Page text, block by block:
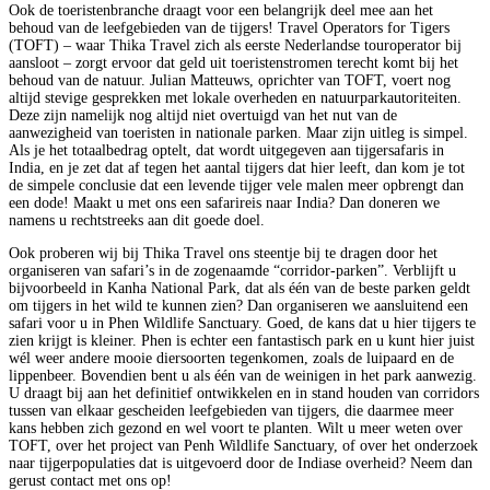
Ook de toeristenbranche draagt voor een belangrijk deel mee aan het
behoud van de leefgebieden van de tijgers! Travel Operators for Tigers
(TOFT) – waar Thika Travel zich als eerste Nederlandse touroperator bij
aansloot – zorgt ervoor dat geld uit toeristenstromen terecht komt bij het
behoud van de natuur. Julian Matteuws, oprichter van TOFT, voert nog
altijd stevige gesprekken met lokale overheden en natuurparkautoriteiten.
Deze zijn namelijk nog altijd niet overtuigd van het nut van de
aanwezigheid van toeristen in nationale parken. Maar zijn uitleg is simpel.
Als je het totaalbedrag optelt, dat wordt uitgegeven aan tijgersafaris in
India, en je zet dat af tegen het aantal tijgers dat hier leeft, dan kom je tot
de simpele conclusie dat een levende tijger vele malen meer opbrengt dan
een dode! Maakt u met ons een safarireis naar India? Dan doneren we
namens u rechtstreeks aan dit goede doel.
Ook proberen wij bij Thika Travel ons steentje bij te dragen door het
organiseren van safari’s in de zogenaamde “corridor-parken”. Verblijft u
bijvoorbeeld in Kanha National Park, dat als één van de beste parken geldt
om tijgers in het wild te kunnen zien? Dan organiseren we aansluitend een
safari voor u in Phen Wildlife Sanctuary. Goed, de kans dat u hier tijgers te
zien krijgt is kleiner. Phen is echter een fantastisch park en u kunt hier juist
wél weer andere mooie diersoorten tegenkomen, zoals de luipaard en de
lippenbeer. Bovendien bent u als één van de weinigen in het park aanwezig.
U draagt bij aan het definitief ontwikkelen en in stand houden van corridors
tussen van elkaar gescheiden leefgebieden van tijgers, die daarmee meer
kans hebben zich gezond en wel voort te planten. Wilt u meer weten over
TOFT, over het project van Penh Wildlife Sanctuary, of over het onderzoek
naar tijgerpopulaties dat is uitgevoerd door de Indiase overheid? Neem dan
gerust contact met ons op!